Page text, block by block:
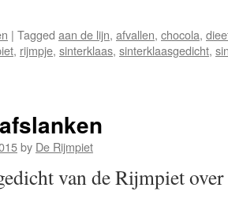
| Tagged aan de lijn, afvallen, chocola,
, rijmpje, sinterklaas, sinterklaasgedicht,
by De Rijmpiet
van de Rijmpiet